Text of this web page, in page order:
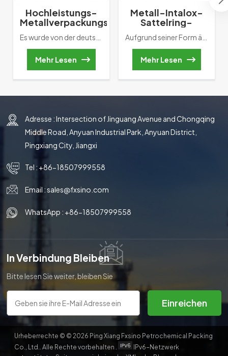
Hochleistungs-
Metallverpackungsring
aus Metall mit
zufälliger
Packung
Mehr Lesen
Metall-Intalox-
Sattelring-
Turmverpackung
Mehr Lesen
Adresse : Intersection of Jinguang Avenue and Chongqing
Middle Road, Anyuan Industrial Park, Anyuan District,
Pingxiang City, Jiangxi
Tel : +86-18507999558
Email :sales@fxsino.com
WhatsApp : +86-18507999558
In Verbindung Bleiben
Bitte lesen Sie weiter, bleiben Sie
auf dem Laufenden, abonnieren
Sie uns und wir heißen Sie
herzlich willkommen, uns Ihre
Meinung mitzuteilen.
Einreichen
Urheberrechte © © 2026 Ping Xiang Fxsino Petrochemical Packing
Co., Ltd.. Alle Rechte vorbehalten .
IPv6-Netzwerk